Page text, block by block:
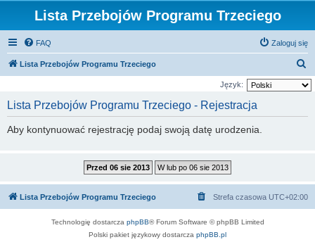
Lista Przebojów Programu Trzeciego
FAQ Zaloguj się
Lista Przebojów Programu Trzeciego
z
Język:
Lista Przebojów Programu Trzeciego - Rejestracja
Aby kontynuować rejestrację podaj swoją datę urodzenia.
Lista Przebojów Programu Trzeciego Strefa czasowa UTC+02:00
Technologię dostarcza phpBB® Forum Software © phpBB Limited
Polski pakiet językowy dostarcza phpBB.pl